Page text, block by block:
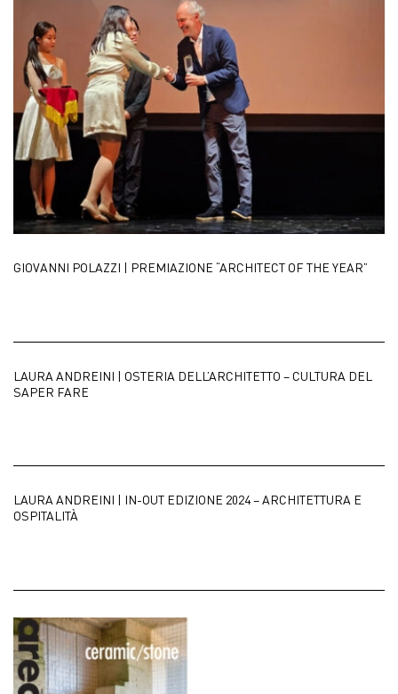
GIOVANNI POLAZZI | PREMIAZIONE “ARCHITECT OF THE YEAR”
LAURA ANDREINI | OSTERIA DELL’ARCHITETTO – CULTURA DEL
SAPER FARE
LAURA ANDREINI | IN-OUT EDIZIONE 2024 – ARCHITETTURA E
OSPITALITÀ